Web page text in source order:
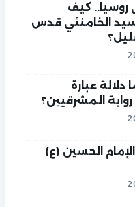
روسيا.. كيف
الخامنئي قدس
عبارة
المشرقيين؟
الحسين (ع)